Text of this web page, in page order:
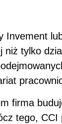
Invement
niż tylko
firma
tego,